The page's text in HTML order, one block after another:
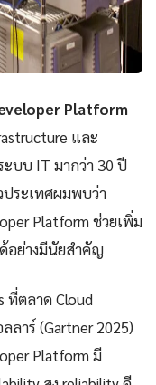
Platform
และ
บบ IT มากว่า 30 ปี
ประเทศผมพบว่า
Platform ช่วยเพิ่ม
อย่างมีนัยสำคัญ
ที่ตลาด Cloud
ลาร์ (Gartner 2025)
Platform มี